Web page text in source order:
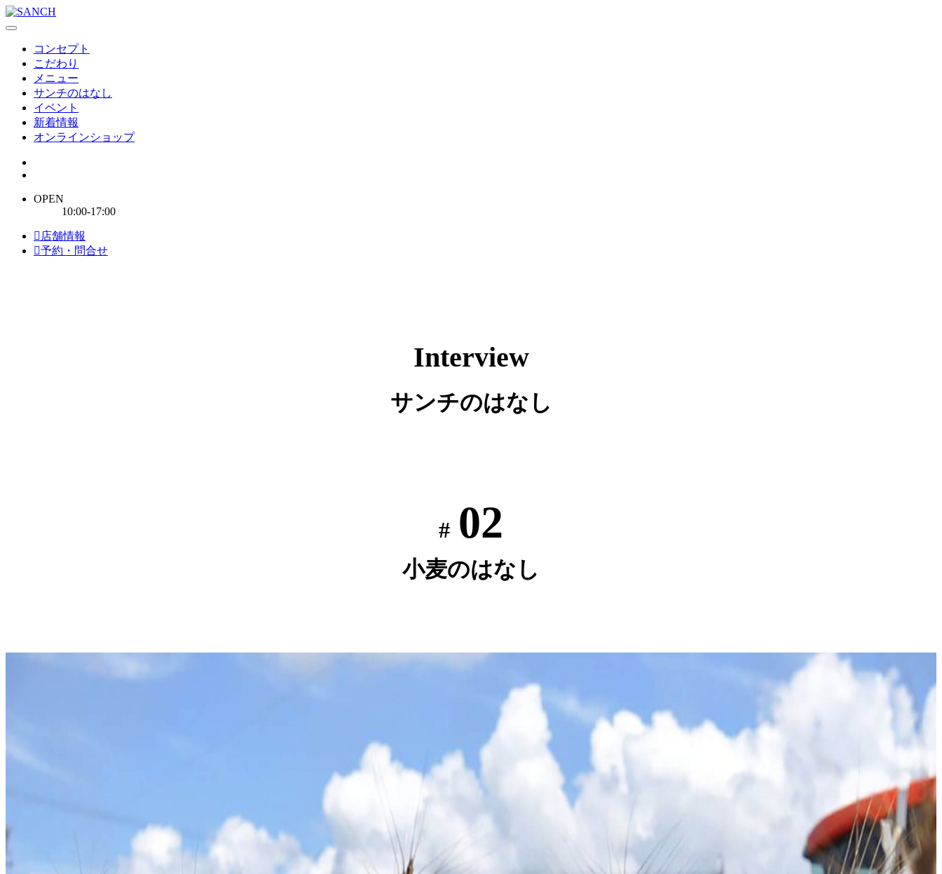
コンセプト
こだわり
メニュー
サンチのはなし
イベント
新着情報
オンラインショップ
OPEN
10:00-17:00
店舗情報
予約・問合せ
Interview
サンチのはなし
# 02
小麦のはなし